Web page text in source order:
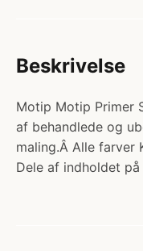
Beskrivelse
Motip Motip Primer
af behandlede og
maling.Â Alle farver
Dele af indholdet